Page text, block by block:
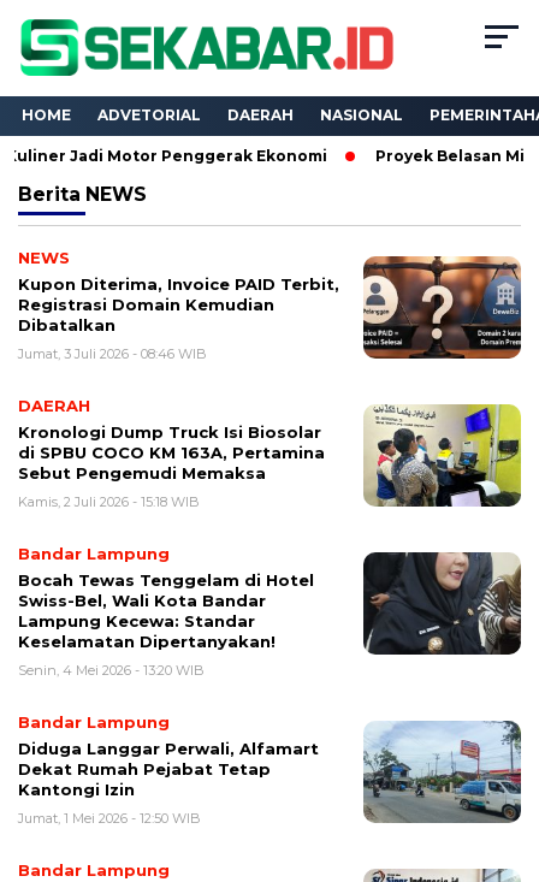
HOME ADVETORIAL DAERAH NASIONAL
Motor Penggerak Ekonomi Proyek Belasan Miliar Dinas
Berita NEWS
NEWS
Kupon Diterima, Invoice PAID Terbit,
Registrasi Domain Kemudian
Dibatalkan
Jumat, 3 Juli 2026 - 08:46 WIB
DAERAH
Kronologi Dump Truck Isi Biosolar
di SPBU COCO KM 163A, Pertamina
Sebut Pengemudi Memaksa
Kamis, 2 Juli 2026 - 15:18 WIB
Bandar Lampung
Bocah Tewas Tenggelam di Hotel
Swiss-Bel, Wali Kota Bandar
Lampung Kecewa: Standar
Keselamatan Dipertanyakan!
Senin, 4 Mei 2026 - 13:20 WIB
Bandar Lampung
Diduga Langgar Perwali, Alfamart
Dekat Rumah Pejabat Tetap
Kantongi Izin
Jumat, 1 Mei 2026 - 12:50 WIB
Bandar Lampung